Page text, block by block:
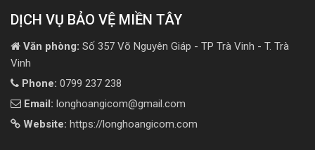
DỊCH VỤ BẢO VỆ MIỀN TÂY
Văn phòng: Số 357 Võ Nguyên Giáp - TP Trà Vinh - T. Trà
Vinh
Phone: 0799 237 238
Email: longhoangicom@gmail.com
Website: https://longhoangicom.com